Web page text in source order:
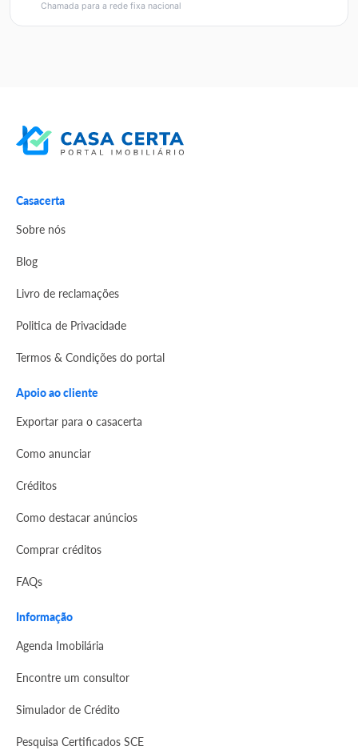
Chamada para a rede fixa nacional
Casacerta
Sobre nós
Blog
Livro de reclamações
Politica de Privacidade
Termos & Condições do portal
Apoio ao cliente
Exportar para o casacerta
Como anunciar
Créditos
Como destacar anúncios
Comprar créditos
FAQs
Informação
Agenda Imobilária
Encontre um consultor
Simulador de Crédito
Pesquisa Certificados SCE